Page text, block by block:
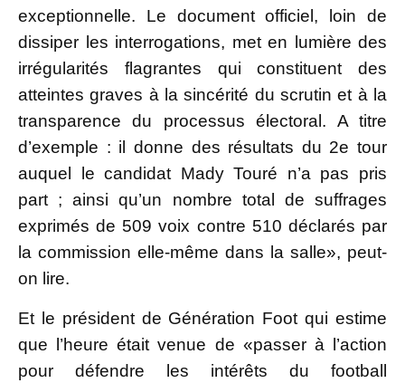
exceptionnelle. Le document officiel, loin de
dissiper les interrogations, met en lumière des
irrégularités flagrantes qui constituent des
atteintes graves à la sincérité du scrutin et à la
transparence du processus électoral. A titre
d’exemple : il donne des résultats du 2e tour
auquel le candidat Mady Touré n’a pas pris
part ; ainsi qu’un nombre total de suffrages
exprimés de 509 voix contre 510 déclarés par
la commission elle-même dans la salle», peut-
on lire.
Et le président de Génération Foot qui estime
que l’heure était venue de «passer à l’action
pour défendre les intérêts du football